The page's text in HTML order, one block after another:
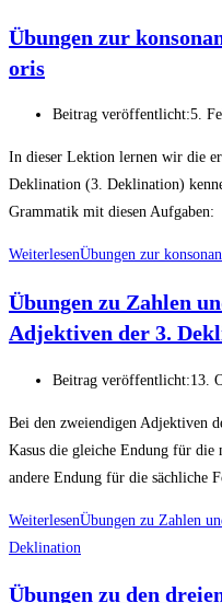
Übungen zur
oris
Beitrag veröffentlicht:5.
In dieser Lektion lernen wir die
Deklination (3. Deklination)
Grammatik mit diesen Aufgaben:
WeiterlesenÜbungen zur
Übungen zu Zahlen
Adjektiven der 3.
Beitrag veröffentlicht:13.
Bei den zweiendigen Adjektiven
Kasus die gleiche Endung für
andere Endung für die sächliche
WeiterlesenÜbungen zu Zahlen
Deklination
Übungen zu den